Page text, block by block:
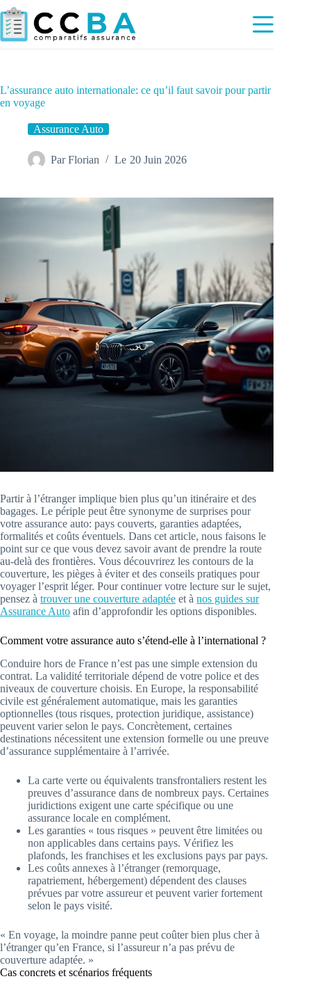
Passer
au
contenu
L’assurance auto internationale: ce qu’il faut savoir pour partir
en voyage
Assurance Auto
Par Florian Le 20 Juin 2026
Partir à l’étranger implique bien plus qu’un itinéraire et des
bagages. Le périple peut être synonyme de surprises pour
votre assurance auto: pays couverts, garanties adaptées,
formalités et coûts éventuels. Dans cet article, nous faisons le
point sur ce que vous devez savoir avant de prendre la route
au-delà des frontières. Vous découvrirez les contours de la
couverture, les pièges à éviter et des conseils pratiques pour
voyager l’esprit léger. Pour continuer votre lecture sur le sujet,
pensez à trouver une couverture adaptée et à nos guides sur
Assurance Auto afin d’approfondir les options disponibles.
Comment votre assurance auto s’étend-elle à l’international ?
Conduire hors de France n’est pas une simple extension du
contrat. La validité territoriale dépend de votre police et des
niveaux de couverture choisis. En Europe, la responsabilité
civile est généralement automatique, mais les garanties
optionnelles (tous risques, protection juridique, assistance)
peuvent varier selon le pays. Concrètement, certaines
destinations nécessitent une extension formelle ou une preuve
d’assurance supplémentaire à l’arrivée.
La carte verte ou équivalents transfrontaliers restent les
preuves d’assurance dans de nombreux pays. Certaines
juridictions exigent une carte spécifique ou une
assurance locale en complément.
Les garanties « tous risques » peuvent être limitées ou
non applicables dans certains pays. Vérifiez les
plafonds, les franchises et les exclusions pays par pays.
Les coûts annexes à l’étranger (remorquage,
rapatriement, hébergement) dépendent des clauses
prévues par votre assureur et peuvent varier fortement
selon le pays visité.
« En voyage, la moindre panne peut coûter bien plus cher à
l’étranger qu’en France, si l’assureur n’a pas prévu de
couverture adaptée. »
Cas concrets et scénarios fréquents